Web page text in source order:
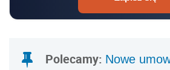
Polecamy: Nowe